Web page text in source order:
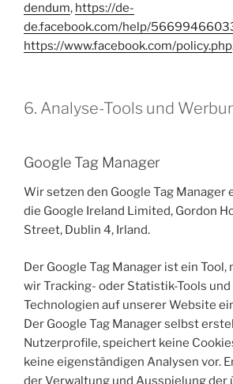
dendum, https://de-
de.facebook.com/help/
https://www.facebook.com/policy.php
6. Analyse-Tools und
Google Tag Manager
Wir setzen den Google Tag Manager
die Google Ireland Limited, Gordon
Street, Dublin 4, Irland.
Der Google Tag Manager ist ein
wir Tracking- oder Statistik-Tools und
Technologien auf unserer Website
Der Google Tag Manager selbst
Nutzerprofile, speichert keine
keine eigenständigen Analysen vor.
der Verwaltung und Ausspielung der